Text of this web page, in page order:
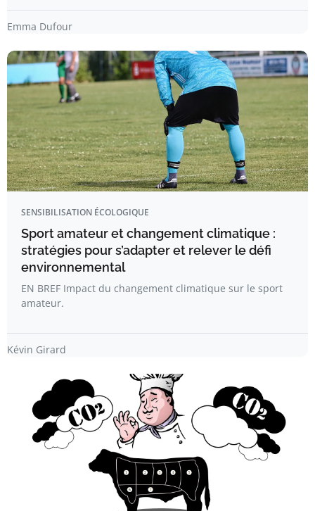
Emma Dufour
SENSIBILISATION ÉCOLOGIQUE
Sport amateur et changement climatique :
stratégies pour s’adapter et relever le défi
environnemental
EN BREF Impact du changement climatique sur le sport
amateur.
Kévin Girard